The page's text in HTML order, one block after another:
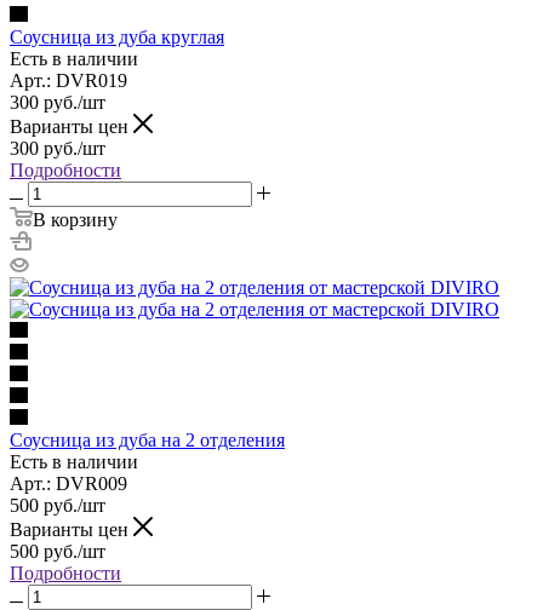
Соусница из дуба круглая
Есть в наличии
Арт.: DVR019
300 руб./шт
Варианты цен
300 руб./шт
Подробности
В корзину
Соусница из дуба на 2 отделения
Есть в наличии
Арт.: DVR009
500 руб./шт
Варианты цен
500 руб./шт
Подробности